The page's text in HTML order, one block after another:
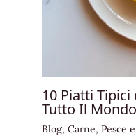
10 Piatti
Tutto Il Mondo
Blog, Carne, Pesce